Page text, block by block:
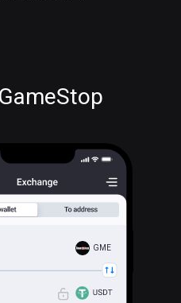
GME